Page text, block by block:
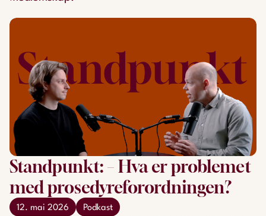
Standpunkt: – Hva er problemet
med prosedyreforordningen?
12. mai 2026 Podkast